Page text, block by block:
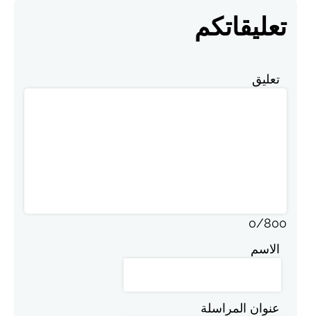
تعليقاتكم
تعليق
0/800
الاسم
عنوان المراسلة